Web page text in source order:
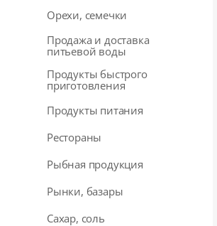
Орехи, семечки
Продажа и доставка
питьевой воды
Продукты быстрого
приготовления
Продукты питания
Рестораны
Рыбная продукция
Рынки, базары
Сахар, соль